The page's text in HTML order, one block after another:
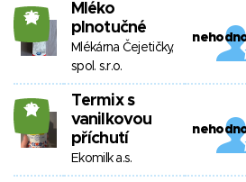
26
Mléko
plnotučné
Mlékárna Čejetičky,
spol. s.r.o.
19
Termix s
vanilkovou
příchutí
Ekomilk a.s.